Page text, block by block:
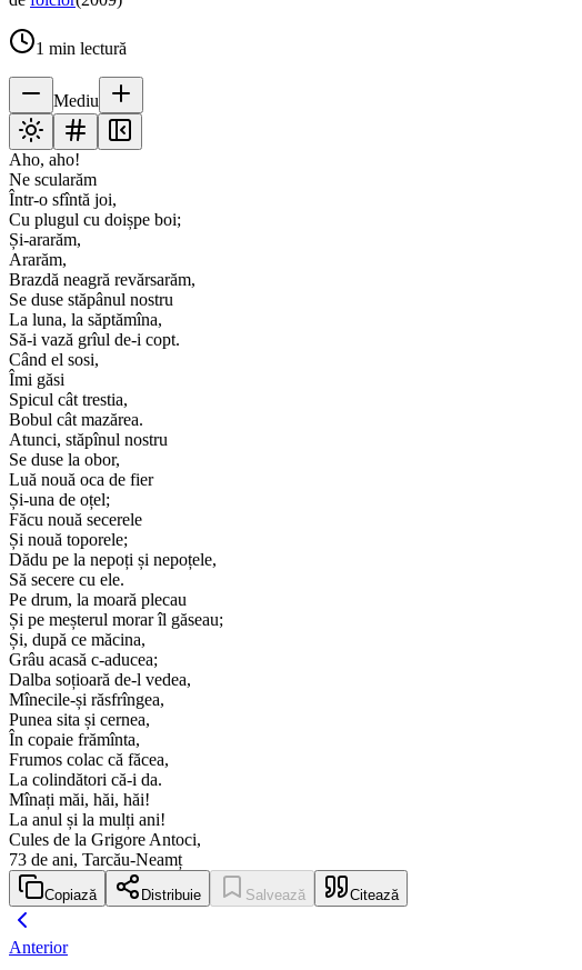
1 min lectură
Mediu
Aho, aho!
Ne scularăm
Într-o sfîntă joi,
Cu plugul cu doișpe boi;
Și-ararăm,
Ararăm,
Brazdă neagră revărsarăm,
Se duse stăpânul nostru
La luna, la săptămîna,
Să-i vază grîul de-i copt.
Când el sosi,
Îmi găsi
Spicul cât trestia,
Bobul cât mazărea.
Atunci, stăpînul nostru
Se duse la obor,
Luă nouă oca de fier
Și-una de oțel;
Făcu nouă secerele
Și nouă toporele;
Dădu pe la nepoți și nepoțele,
Să secere cu ele.
Pe drum, la moară plecau
Și pe meșterul morar îl găseau;
Și, după ce măcina,
Grâu acasă c-aducea;
Dalba soțioară de-l vedea,
Mînecile-și răsfrîngea,
Punea sita și cernea,
În copaie frămînta,
Frumos colac că făcea,
La colindători că-i da.
Mînați măi, hăi, hăi!
La anul și la mulți ani!
Cules de la Grigore Antoci,
73 de ani, Tarcău-Neamț
Copiază Distribuie Salvează Citează
Anterior